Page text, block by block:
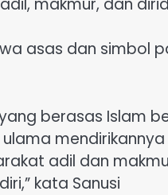
asas dan simbol
berasas Islam
adil dan
kata Sanusi